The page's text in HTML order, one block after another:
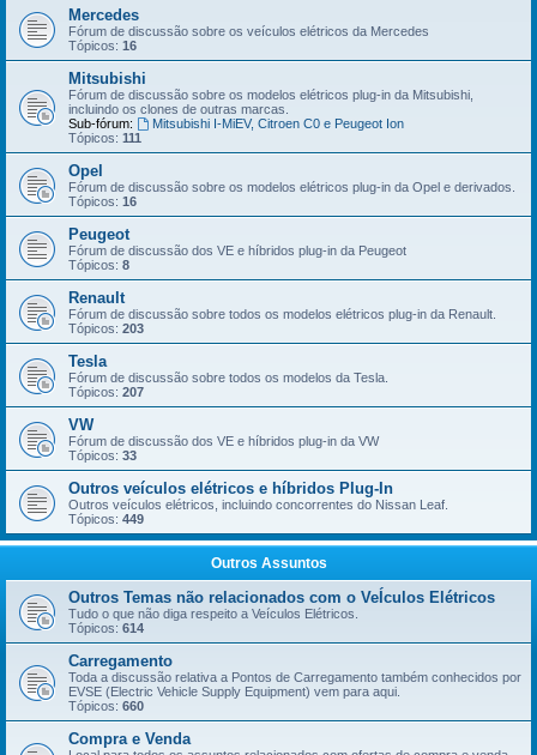
Mercedes
Fórum de discussão sobre os veículos elétricos da Mercedes
Tópicos: 16
Mitsubishi
Fórum de discussão sobre os modelos elétricos plug-in da Mitsubishi,
incluindo os clones de outras marcas.
Sub-fórum:
Mitsubishi I-MiEV, Citroen C0 e Peugeot Ion
Tópicos: 111
Opel
Fórum de discussão sobre os modelos elétricos plug-in da Opel e derivados.
Tópicos: 16
Peugeot
Fórum de discussão dos VE e híbridos plug-in da Peugeot
Tópicos: 8
Renault
Fórum de discussão sobre todos os modelos elétricos plug-in da Renault.
Tópicos: 203
Tesla
Fórum de discussão sobre todos os modelos da Tesla.
Tópicos: 207
VW
Fórum de discussão dos VE e híbridos plug-in da VW
Tópicos: 33
Outros veículos elétricos e híbridos Plug-In
Outros veículos elétricos, incluindo concorrentes do Nissan Leaf.
Tópicos: 449
Outros Assuntos
Outros Temas não relacionados com o VeÍculos Elétricos
Tudo o que não diga respeito a Veículos Elétricos.
Tópicos: 614
Carregamento
Toda a discussão relativa a Pontos de Carregamento também conhecidos por
EVSE (Electric Vehicle Supply Equipment) vem para aqui.
Tópicos: 660
Compra e Venda